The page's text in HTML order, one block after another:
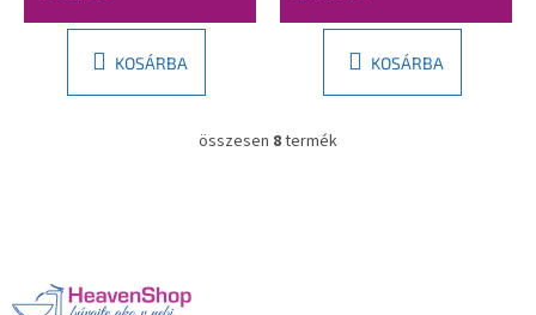
KOSÁRBA KOSÁRBA
L
összesen 8termék